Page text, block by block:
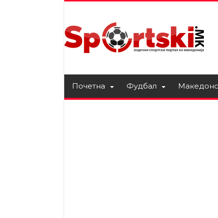
Почетна Фудбал